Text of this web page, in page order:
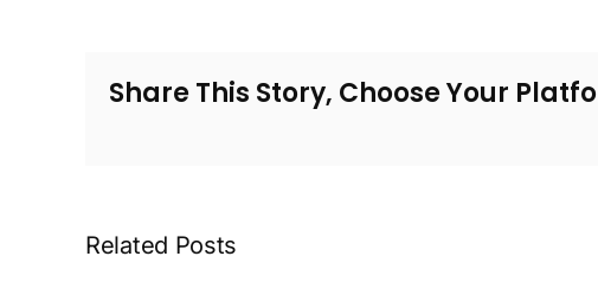
Share This Story, Choose Your
Related Posts